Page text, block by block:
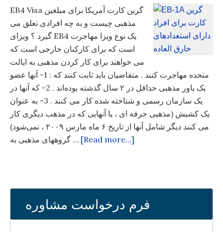
EB4 Visa گرین کارت آمریکا برای مبلغین
مذهبی‌ چیست و به چه افرادی تعلق می
گیرد ؟ ویزای EB4 یک نوع ویزا مهاجرت
است که برای کارکنان خارجی‌ است که
می خواهند برای کار کردن مذهبی‌ به ایالت
متحده مهاجرت کنند . متقاضیان باید ثابت کنند که : 1- آنها عضو
یک باور مذهبی‌ حداقل در ۲ سال گذشته بوده‌اند . 2- که آنها در
یک سازمان رسمی‌ و شناخته شده کار می کنند . 3- به عنوان
یک کشیش (مذهبی‌ حرفه ای ، یا آنهایی که در مذهب دیگری کار
می کنند دیگر شامل آنها از تاریخ ۶ ماه مارس ۲۰۰۹ ، نمی‌شود)
گروههای مذهبی‌ به … [Read more...]
فرم درخواست مشاوره